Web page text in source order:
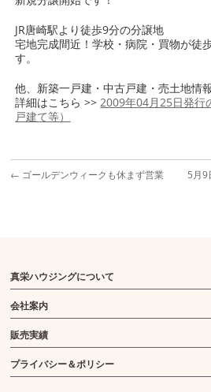
JR唐崎駅より徒歩9分の分譲地
宅地完成間近！学校・病院・買物が徒
す。
他、新築一戸建・中古戸建・売土地情
詳細はこちら >>2009年04月25日発行
戸建て等）
← ゴールデンウィークも休まず営業 5月9
真栄ハウジングについて
会社案内
販売実績
プライバシー＆ポリシー